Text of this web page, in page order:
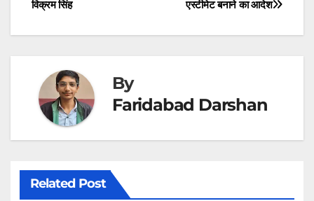
एस्टीमेट बनाने का आदेश
विक्रम सिंह
By
Faridabad Darshan
Related Post